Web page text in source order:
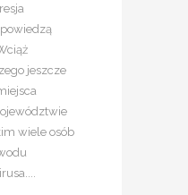
jeszcze
wiele osób